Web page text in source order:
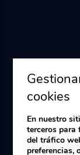
Política de
cookies
En nuestro
terceros
del tráfico
preferencias,